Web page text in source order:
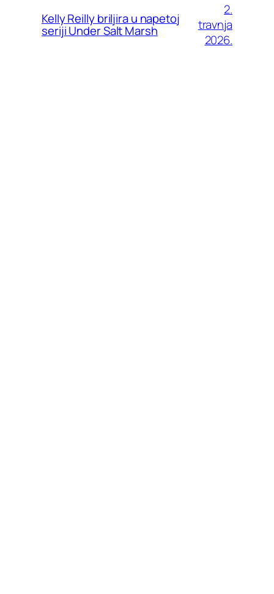
Kelly Reilly briljira u napetoj
seriji Under Salt Marsh
2.
travnja
2026.